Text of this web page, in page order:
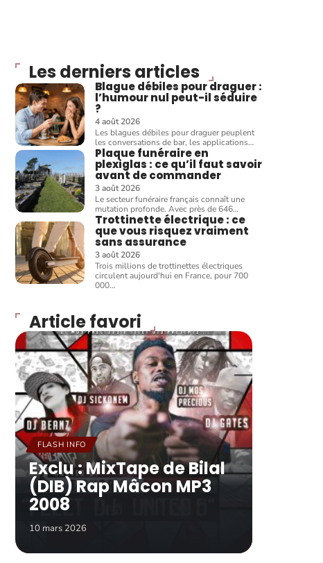
Les derniers articles
Blague débiles pour draguer :
l’humour nul peut-il séduire
?
4 août 2026
Les blagues débiles pour draguer peuplent
les conversations de bar, les applications…
Plaque funéraire en
plexiglas : ce qu’il faut savoir
avant de commander
3 août 2026
Le secteur funéraire français connaît une
mutation profonde. Avec près de 646…
Trottinette électrique : ce
que vous risquez vraiment
sans assurance
3 août 2026
Trois millions de trottinettes électriques
circulent aujourd'hui en France, pour 700
000…
Article favori
FLASH INFO
Exclu : MixTape de Bilal
(DIB) Rap Mâcon MP3
2008
10 mars 2026